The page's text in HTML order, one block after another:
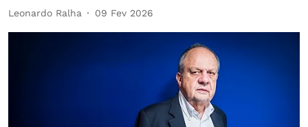
Leonardo Ralha 09 Fev 2026